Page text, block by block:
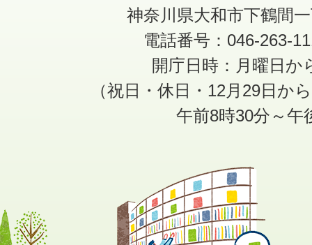
神奈川県大和市下鶴間
電話番号：046-263-
開庁日時：月曜日か
（祝日・休日・12月29日か
午前8時30分～午